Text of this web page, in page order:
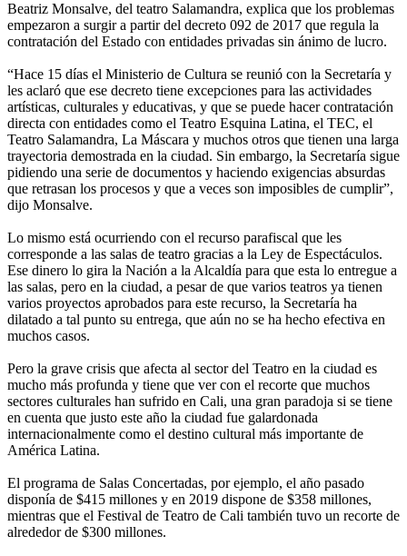
Beatriz Monsalve, del teatro Salamandra, explica que los problemas
empezaron a surgir a partir del decreto 092 de 2017 que regula la
contratación del Estado con entidades privadas sin ánimo de lucro.
“Hace 15 días el Ministerio de Cultura se reunió con la Secretaría y
les aclaró que ese decreto tiene excepciones para las actividades
artísticas, culturales y educativas, y que se puede hacer contratación
directa con entidades como el Teatro Esquina Latina, el TEC, el
Teatro Salamandra, La Máscara y muchos otros que tienen una larga
trayectoria demostrada en la ciudad. Sin embargo, la Secretaría sigue
pidiendo una serie de documentos y haciendo exigencias absurdas
que retrasan los procesos y que a veces son imposibles de cumplir”,
dijo Monsalve.
Lo mismo está ocurriendo con el recurso parafiscal que les
corresponde a las salas de teatro gracias a la Ley de Espectáculos.
Ese dinero lo gira la Nación a la Alcaldía para que esta lo entregue a
las salas, pero en la ciudad, a pesar de que varios teatros ya tienen
varios proyectos aprobados para este recurso, la Secretaría ha
dilatado a tal punto su entrega, que aún no se ha hecho efectiva en
muchos casos.
Pero la grave crisis que afecta al sector del Teatro en la ciudad es
mucho más profunda y tiene que ver con el recorte que muchos
sectores culturales han sufrido en Cali, una gran paradoja si se tiene
en cuenta que justo este año la ciudad fue galardonada
internacionalmente como el destino cultural más importante de
América Latina.
El programa de Salas Concertadas, por ejemplo, el año pasado
disponía de $415 millones y en 2019 dispone de $358 millones,
mientras que el Festival de Teatro de Cali también tuvo un recorte de
alrededor de $300 millones.